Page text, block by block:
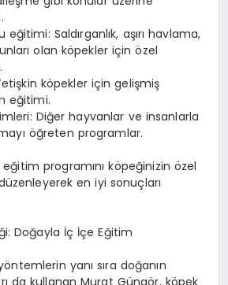
eğitimi: Saldırganlık, aşırı havlama,
olan köpekler için özel
köpekler için gelişmiş
eğitimi.
Diğer hayvanlar ve insanlarla
öğreten programlar.
programını köpeğinizin özel
en iyi sonuçları
Doğayla İç İçe Eğitim
yanı sıra doğanın
da kullanan Murat Güngör, köpek